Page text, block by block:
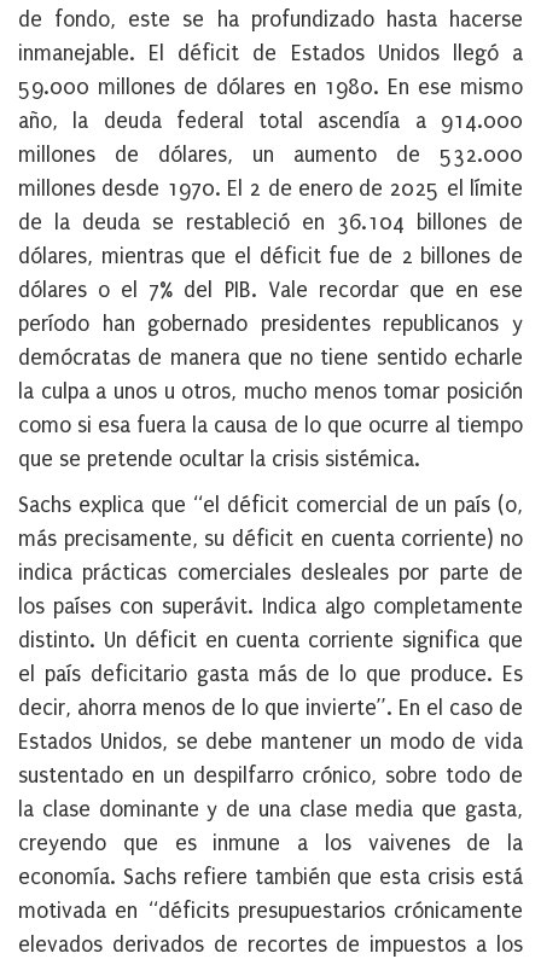
de fondo, este se ha profundizado hasta hacerse
inmanejable. El déficit de Estados Unidos llegó a
59.000 millones de dólares en 1980. En ese mismo
año, la deuda federal total ascendía a 914.000
millones de dólares, un aumento de 532.000
millones desde 1970. El 2 de enero de 2025 el límite
de la deuda se restableció en 36.104 billones de
dólares, mientras que el déficit fue de 2 billones de
dólares o el 7% del PIB. Vale recordar que en ese
período han gobernado presidentes republicanos y
demócratas de manera que no tiene sentido echarle
la culpa a unos u otros, mucho menos tomar posición
como si esa fuera la causa de lo que ocurre al tiempo
que se pretende ocultar la crisis sistémica.
Sachs explica que “el déficit comercial de un país (o,
más precisamente, su déficit en cuenta corriente) no
indica prácticas comerciales desleales por parte de
los países con superávit. Indica algo completamente
distinto. Un déficit en cuenta corriente significa que
el país deficitario gasta más de lo que produce. Es
decir, ahorra menos de lo que invierte”. En el caso de
Estados Unidos, se debe mantener un modo de vida
sustentado en un despilfarro crónico, sobre todo de
la clase dominante y de una clase media que gasta,
creyendo que es inmune a los vaivenes de la
economía. Sachs refiere también que esta crisis está
motivada en “déficits presupuestarios crónicamente
elevados derivados de recortes de impuestos a los